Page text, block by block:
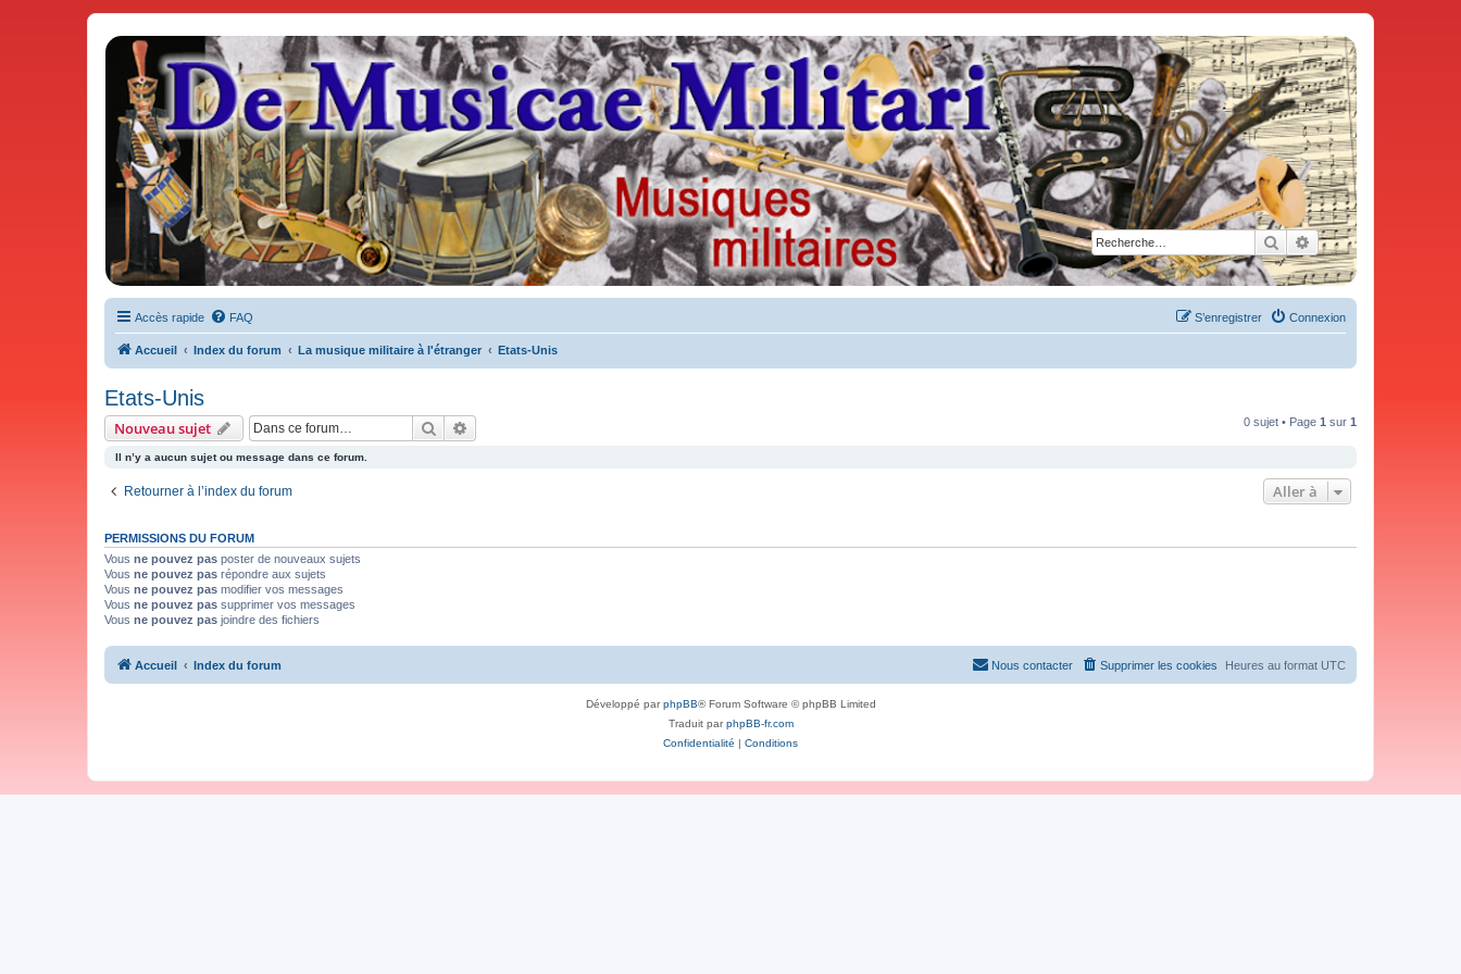
Rechercher
Recherche avancée
De Musicae Militari - Forums
Forums de discussions
Accès rapide FAQ Connexion
S’enregistrer
Accueil Index du forum La musique militaire à l'étranger Etats-Unis
Etats-Unis
Nouveau sujet Rechercher 0 sujet • Page 1 sur 1
Il n’y a aucun sujet ou message dans ce forum.
Retourner à l’index du forum Aller à
PERMISSIONS DU FORUM
Vous ne pouvez pas poster de nouveaux sujets
Vous ne pouvez pas répondre aux sujets
Vous ne pouvez pas modifier vos messages
Vous ne pouvez pas supprimer vos messages
Vous ne pouvez pas joindre des fichiers
Accueil Index du forum Heures au format UTC
Supprimer les cookies
Nous contacter
Développé parphpBB® Forum Software © phpBB Limited
Traduit parphpBB-fr.com
Confidentialité | Conditions